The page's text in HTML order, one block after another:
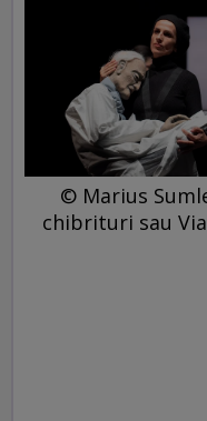
© Marius
chibrituri sau